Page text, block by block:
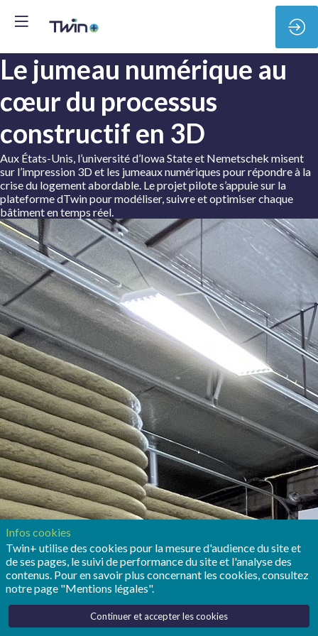
Le jumeau numérique au
cœur du processus
constructif en 3D
Aux États-Unis, l’université d’Iowa State et Nemetschek misent
sur l’impression 3D et les jumeaux numériques pour répondre à la
crise du logement abordable. Le projet pilote s’appuie sur la
plateforme dTwin pour modéliser, suivre et optimiser chaque
bâtiment en temps réel.
Infos cookies
Twin+ utilise des cookies pour la mesure d'audience du site et
de ses pages, le suivi de performance du site et l'analyse des
contenus. Pour en savoir plus concernant les cookies, consultez
notre page "Mentions légales".
Continuer et accepter les cookies